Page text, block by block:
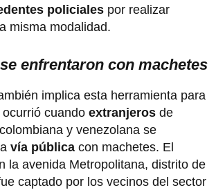
policiales por realizar
misma modalidad.
enfrentaron con machetes
implica esta herramienta para
cuando extranjeros de
y venezolana se
vía pública con machetes. El
la avenida Metropolitana, distrito de
captado por los vecinos del sector